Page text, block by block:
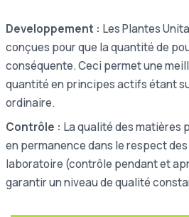
Developpement : Les Plantes
conçues pour que la quantité de
conséquente. Ceci permet une
quantité en principes actifs étant
ordinaire.
Contrôle : La qualité des matières
en permanence dans le respect
laboratoire (contrôle pendant et
garantir un niveau de qualité